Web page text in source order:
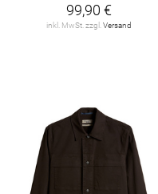
99,90 €
inkl. MwSt. zzgl. Versand